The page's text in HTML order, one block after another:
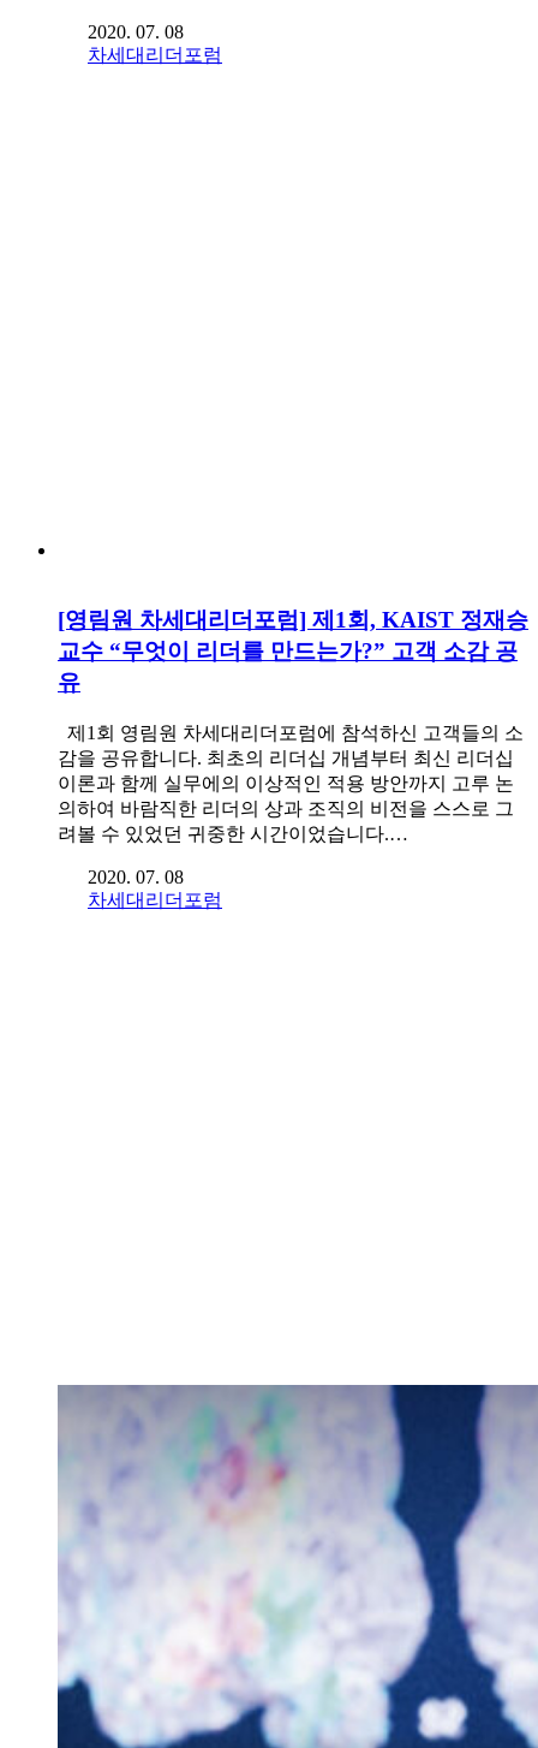
2020. 07. 08
차세대리더포럼
[영림원 차세대리더포럼] 제1회, KAIST 정재승
교수 “무엇이 리더를 만드는가?” 고객 소감 공
유
제1회 영림원 차세대리더포럼에 참석하신 고객들의 소
감을 공유합니다. 최초의 리더십 개념부터 최신 리더십
이론과 함께 실무에의 이상적인 적용 방안까지 고루 논
의하여 바람직한 리더의 상과 조직의 비전을 스스로 그
려볼 수 있었던 귀중한 시간이었습니다.…
2020. 07. 08
차세대리더포럼